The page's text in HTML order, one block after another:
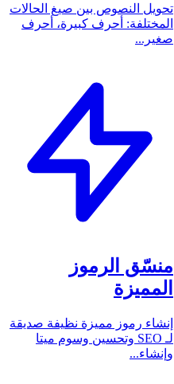
تحويل النصوص بين صيغ الحالات
المختلفة: أحرف كبيرة، أحرف
صغير...
منسّق الرموز
المميزة
إنشاء رموز مميزة نظيفة صديقة
لـ SEO وتحسين وسوم ميتا
وإنشاء...